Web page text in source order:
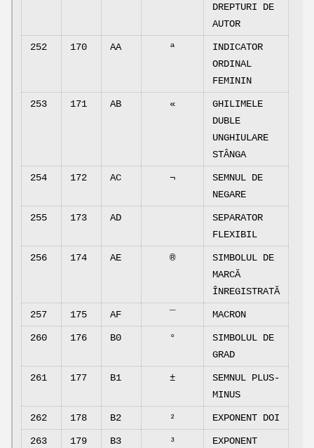
DREPTURI DE
AUTOR
252 170 AA ª
INDICATOR
ORDINAL
FEMININ
253 171 AB «
GHILIMELE
DUBLE
UNGHIULARE
STÂNGA
254 172 AC ¬
SEMNUL DE
NEGARE
255 173 AD
SEPARATOR
FLEXIBIL
256 174 AE ®
SIMBOLUL DE
MARCĂ
ÎNREGISTRATĂ
257 175 AF MACRON
260 176 B0 °
SIMBOLUL DE
GRAD
261 177 B1 ±
SEMNUL PLUS-
MINUS
262 178 B2 ² EXPONENT DOI
263 179 B3 ³
EXPONENT